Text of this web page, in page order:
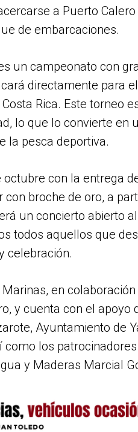
a Puerto
de embarcaciones.
un campeonato con
directamente para el
Rica. Este torneo
lo que lo convierte en
la pesca deportiva.
con la entrega
broche de oro, a
un concierto abierto
todos aquellos que
celebración.
en
y cuenta con el apoyo
Ayuntamiento de
los patrocinadores
y Maderas Marcial